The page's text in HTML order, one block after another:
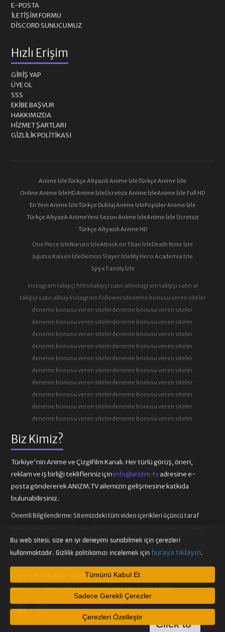
Biz Kimiz?
Türkiye'nin Anime ve ÇizgiFilm Kanalı. Her türlü görüş, öneri,
reklam ve iş birliği teklifleriniz içininfo@anizm.tvadresine e-
posta göndererek ANIZM.TV ailemizin gelişmesine katkıda
bulunabilirsiniz.
Önemli Bilgilendirme: Sitemizdeki tüm video içerikleri üçüncü taraf
içeriği barındırmamaktadır. Telif hakkı talepleri ilgili video
sağlayıcılarına iletilmelidir.
Copyright © 2013-2026
Anizm.TV Türkçe Altyazılı Anime İzle | Her hakkı saklıdır.
E-POSTA
İLETIŞIM FORMU
DISCORD SUNUCUMUZ
Hızlı Erişim
GIRIŞ YAP
ÜYE OL
SSS
EKIBE BAŞVUR
HAKKIMIZDA
HIZMET ŞARTLARI
GIZLILIK POLITIKASI
Anime İzleTürkçe Altyazılı Anime İzleTürkçe Anime İzle
Online Anime İzleHD Anime İzleÜcretsiz Anime İzleAnime İzle Full HD
En Yeni Anime İzleTürkçe Dublaj Anime İzlePopüler Anime İzle
Türkçe Altyazılı AnimeYeni Sezon Anime İzleAnime İzle Ücretsiz
Türkçe Altyazılı Anime HD
One Piece İzleNaruto İzleAttack on Titan İzleDeath Note İzle
Jujutsu Kaisen İzleDemon Slayer İzleMy Hero Academia İzle
Spy x Family İzle
instagram takipçi hilesitakipçi satın alinstagram takipçi satın al
takipçi satın albuy instagram followersdeneme bonusu veren siteler
deneme bonusu veren sitelerdeneme bonusu veren siteler
deneme bonusu veren sitelerdeneme bonusu veren siteler
deneme bonusu veren sitelerdeneme bonusu veren siteler
deneme bonusu veren sitelerdeneme bonusu veren siteler
deneme bonusu veren sitelerdeneme bonusu veren siteler
deneme bonusu veren sitelerdeneme bonusu veren siteler
deneme bonusu veren sitelerdeneme bonusu veren siteler
deneme bonusu veren sitelerdeneme bonusu veren siteler
deneme bonusu veren sitelerdeneme bonusu veren siteler
deneme bonusu veren sitelerdeneme bonusu veren siteler
Bu web sitesi, size en iyi deneyimi sunabilmek için çerezleri
kullanmaktadır. Gizlilik politikamızı incelemek için buraya tıklayın.
Tümünü Kabul Et
Sadece Gerekli Çerezler
Çerezleri Özelleştir